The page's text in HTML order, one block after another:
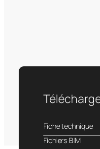
Fiche technique
Fichiers BIM